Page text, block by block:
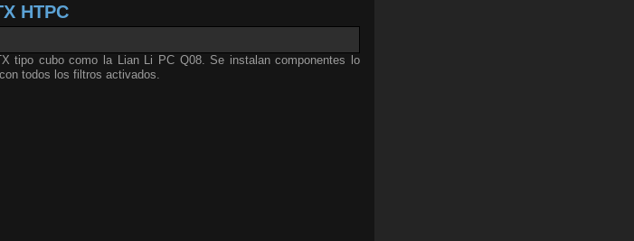
HTPC
tipo cubo como la Lian Li PC Q08. Se instalan componentes lo
todos los filtros activados.